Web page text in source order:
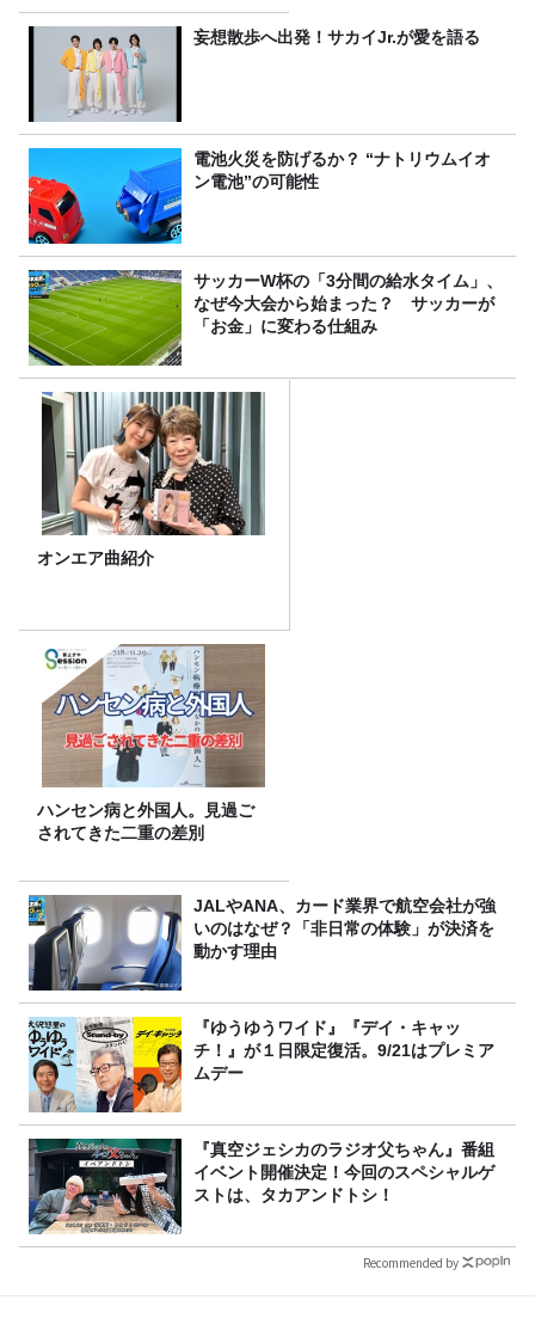
妄想散歩へ出発！サカイJr.が愛を語る
電池火災を防げるか？ “ナトリウムイオ
ン電池”の可能性
サッカーW杯の「3分間の給水タイム」、
なぜ今大会から始まった？ サッカーが
「お金」に変わる仕組み
オンエア曲紹介
ハンセン病と外国人。見過ご
されてきた二重の差別
JALやANA、カード業界で航空会社が強
いのはなぜ？「非日常の体験」が決済を
動かす理由
『ゆうゆうワイド』『デイ・キャッ
チ！』が１日限定復活。9/21はプレミア
ムデー
『真空ジェシカのラジオ父ちゃん』番組
イベント開催決定！今回のスペシャルゲ
ストは、タカアンドトシ！
Recommended by